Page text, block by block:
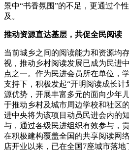
景中“书香氛围”的不足，更通过个
及。
推动资源直达基层，共促全民阅读
当前城乡之间的阅读能力和资源均
视，推动乡村阅读发展已成为民进
点之一。作为民进会员所在单位，
支持下，积极发起“开明阅读成长计
源优势，开展丰富多元的面向少年
于推动乡村及城市周边学校和社区
进中央将为该项目动员民进会内的
与，通过各级民进组织有效参与，
在积极建构覆盖全国的共享阅读网
店开业以来，已在全国7座城市落